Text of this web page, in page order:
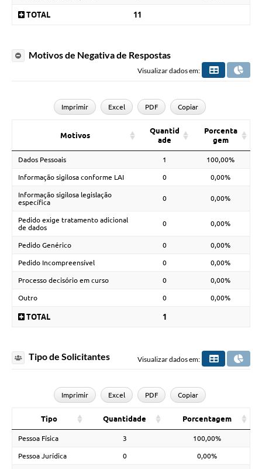
TOTAL 11
Motivos de Negativa de Respostas
Visualizar dados em:
Imprimir Excel PDF Copiar
Motivos
Quantid
ade
Porcenta
gem
Dados Pessoais 1 100,00%
Informação sigilosa conforme LAI 0 0,00%
Informação sigilosa legislação
específica
0 0,00%
Pedido exige tratamento adicional
de dados
0 0,00%
Pedido Genérico 0 0,00%
Pedido Incompreensível 0 0,00%
Processo decisório em curso 0 0,00%
Outro 0 0,00%
TOTAL 1
Tipo de Solicitantes Visualizar dados em:
Imprimir Excel PDF Copiar
Tipo Quantidade Porcentagem
Pessoa Física 3 100,00%
Pessoa Jurídica 0 0,00%